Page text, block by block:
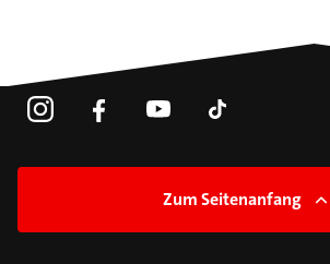
Zum Seitenanfang